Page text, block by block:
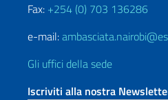
Fax: +254 (0) 703 136286
e-mail:
Gli uffici della sede
Iscriviti alla nostra